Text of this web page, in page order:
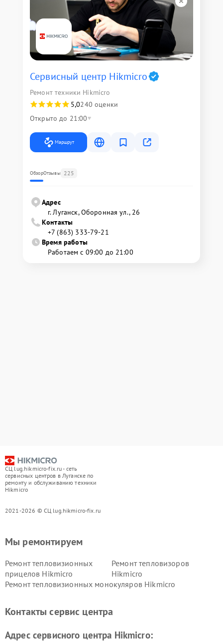
Сервисный центр Hikmicro
Ремонт техники Hikmicro
5,0240 оценки
Открыто до 21:00
Маршрут
ОбзорОтзывы 225
Адрес
г. Луганск, Оборонная ул., 26
Контакты
+7 (863) 333-79-21
Время работы
Работаем с 09:00 до 21:00
СЦ lug.hikmicro-fix.ru - сеть
сервисных центров в Луганске по
ремонту и обслуживанию техники
Hikmicro
2021-2026 © СЦ lug.hikmicro-fix.ru
Мы ремонтируем
Ремонт тепловизионных
прицелов Hikmicro
Ремонт тепловизоров
Hikmicro
Ремонт тепловизионных монокуляров Hikmicro
Контакты сервис центра
Адрес сервисного центра Hikmicro: